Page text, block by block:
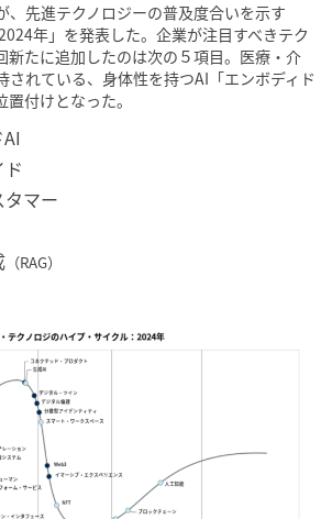
、先進テクノロジーの普及度合いを示す
年」を発表した。企業が注目すべきテク
新たに追加したのは次の５項目。医療・介
されている、身体性を持つAI「エンボディド
付けとなった。
マー
（RAG）